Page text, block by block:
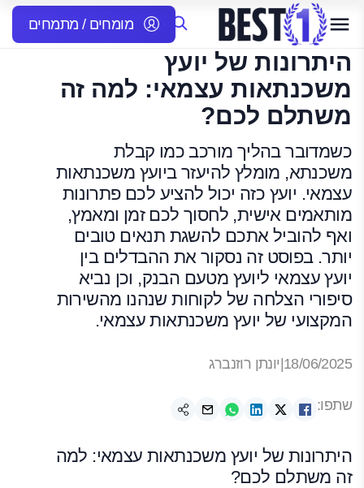
מומחים / מתמחים
היתרונות של יועץ
משכנתאות עצמאי: למה זה
משתלם לכם?
כשמדובר בהליך מורכב כמו קבלת
משכנתא, מומלץ להיעזר ביועץ משכנתאות
עצמאי. יועץ כזה יכול להציע לכם פתרונות
מותאמים אישית, לחסוך לכם זמן ומאמץ,
ואף להוביל אתכם להשגת תנאים טובים
יותר. בפוסט זה נסקור את ההבדלים בין
יועץ עצמאי ליועץ מטעם הבנק, וכן נביא
סיפורי הצלחה של לקוחות שנהנו מהשירות
המקצועי של יועץ משכנתאות עצמאי.
18/06/2025 יונתן רוזנברג
שתפו:
היתרונות של יועץ משכנתאות עצמאי: למה
זה משתלם לכם?